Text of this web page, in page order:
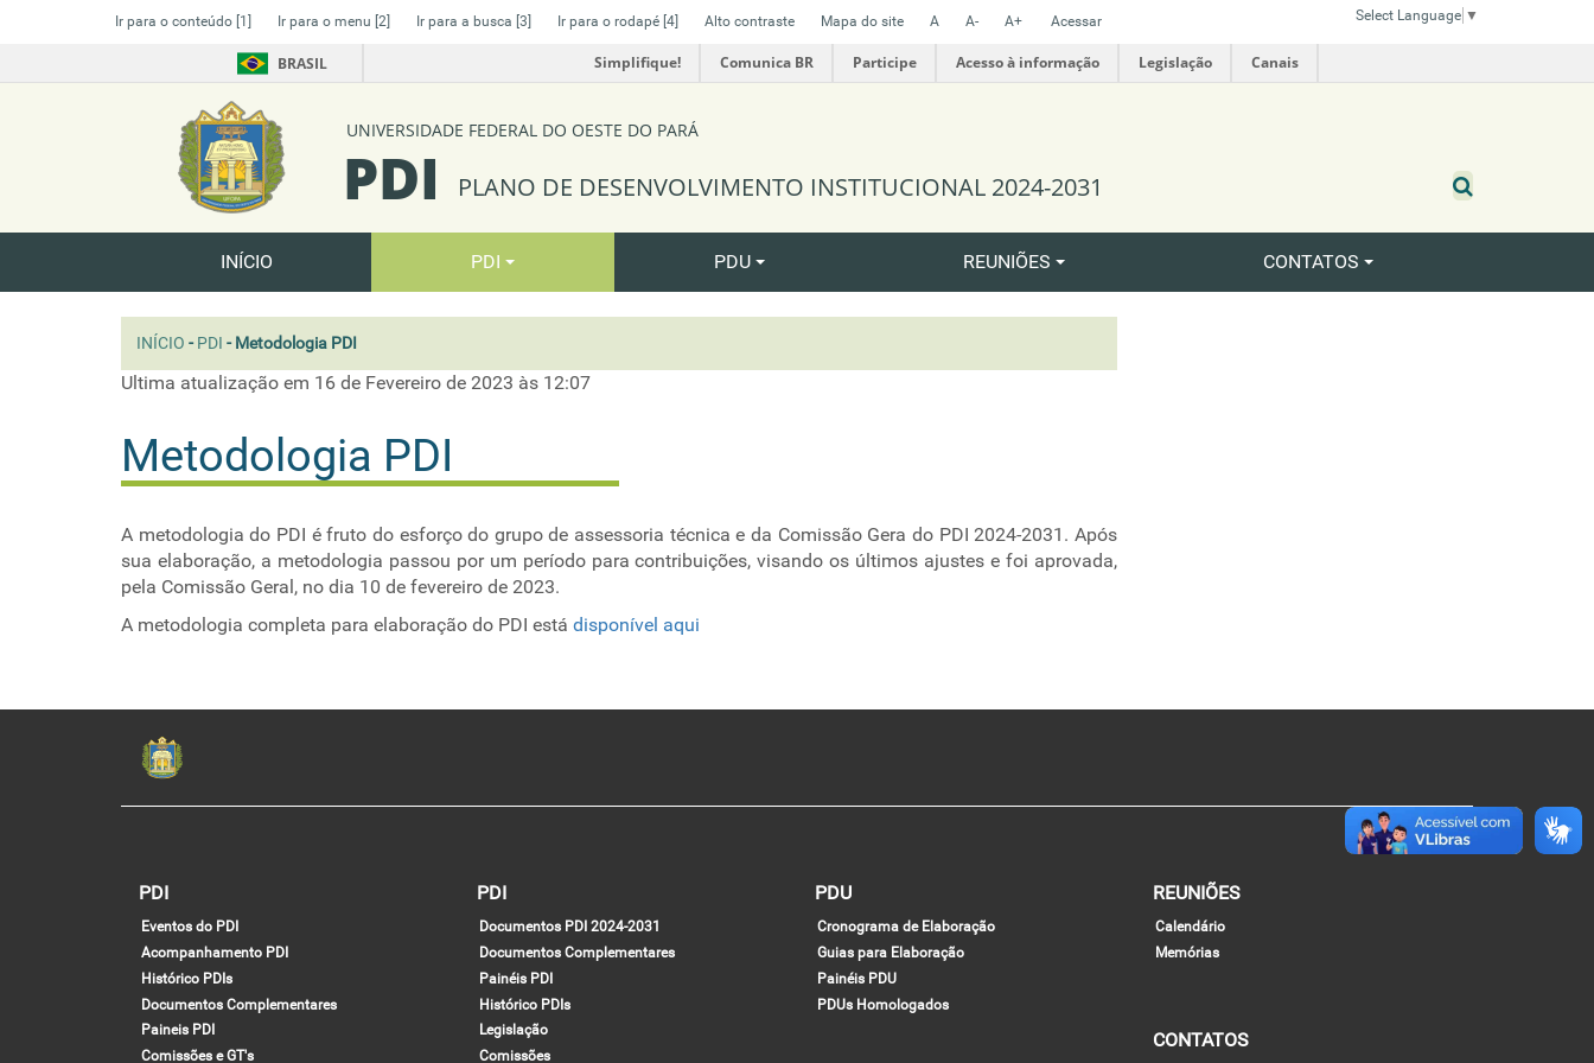
Ir para o conteúdo [1] Ir para o menu [2] Ir para a busca [3] Ir para o rodapé [4] Alto contraste Mapa do site A A- A+ Acessar Select Language ▼
BRASIL Simplifique! Comunica BR Participe Acesso à informação Legislação Canais
UNIVERSIDADE FEDERAL DO OESTE DO PARÁ
PDI PLANO DE DESENVOLVIMENTO INSTITUCIONAL 2024-2031
INÍCIO PDI PDU REUNIÕES CONTATOS
INÍCIO -PDI -Metodologia PDI
Ultima atualização em 16 de Fevereiro de 2023 às 12:07
Metodologia PDI
A metodologia do PDI é fruto do esforço do grupo de assessoria técnica e da Comissão Gera do PDI 2024-2031. Após
sua elaboração, a metodologia passou por um período para contribuições, visando os últimos ajustes e foi aprovada,
pela Comissão Geral, no dia 10 de fevereiro de 2023.
A metodologia completa para elaboração do PDI está disponível aqui
PDI
Eventos do PDI
Acompanhamento PDI
Histórico PDIs
Documentos Complementares
Paineis PDI
Comissões e GT's
PDI
Documentos PDI 2024-2031
Documentos Complementares
Painéis PDI
Histórico PDIs
Legislação
Comissões
PDU
Cronograma de Elaboração
Guias para Elaboração
Painéis PDU
PDUs Homologados
REUNIÕES
Calendário
Memórias
CONTATOS